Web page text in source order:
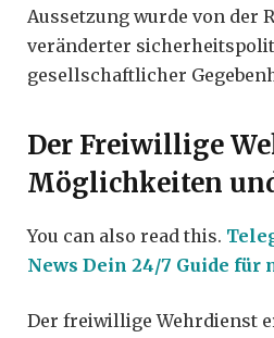
Aussetzung wurde von der
veränderter
gesellschaftlicher
Der Freiwillige
Möglichkeiten
You can also read this.
News Dein 24/7 Guide für
Der freiwillige Wehrdienst